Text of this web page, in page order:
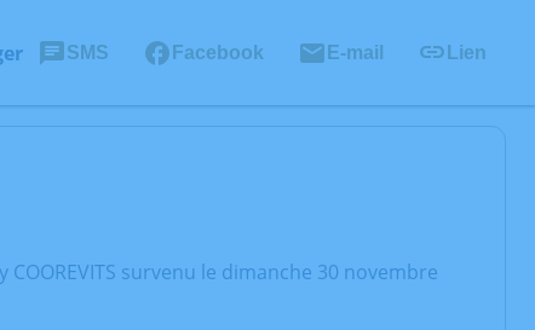
SMS Facebook E-mail Lien
survenu le dimanche 30 novembre